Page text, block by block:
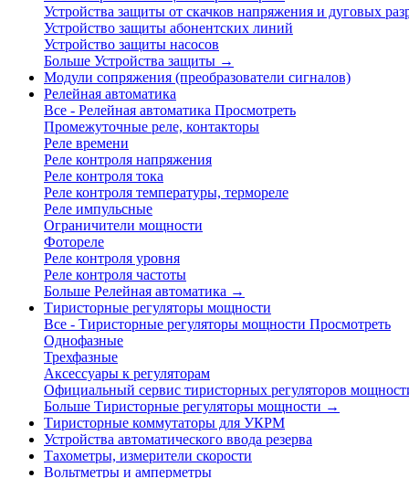
Устройства защиты от скачков напряжения и дуговых
Устройство защиты абонентских линий
Устройство защиты насосов
Больше Устройства защиты →
Модули сопряжения (преобразователи сигналов)
Релейная автоматика
Все - Релейная автоматика Просмотреть
Промежуточные реле, контакторы
Реле времени
Реле контроля напряжения
Реле контроля тока
Реле контроля температуры, термореле
Реле импульсные
Ограничители мощности
Фотореле
Реле контроля уровня
Реле контроля частоты
Больше Релейная автоматика →
Тиристорные регуляторы мощности
Все - Тиристорные регуляторы мощности Просмотреть
Однофазные
Трехфазные
Аксессуары к регуляторам
Официальный сервис тиристорных регуляторов
Больше Тиристорные регуляторы мощности →
Тиристорные коммутаторы для УКРМ
Устройства автоматического ввода резерва
Тахометры, измерители скорости
Вольтметры и амперметры